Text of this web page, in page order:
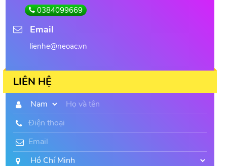
0384099669
Email
lienhe@neoac.vn
LIÊN HỆ